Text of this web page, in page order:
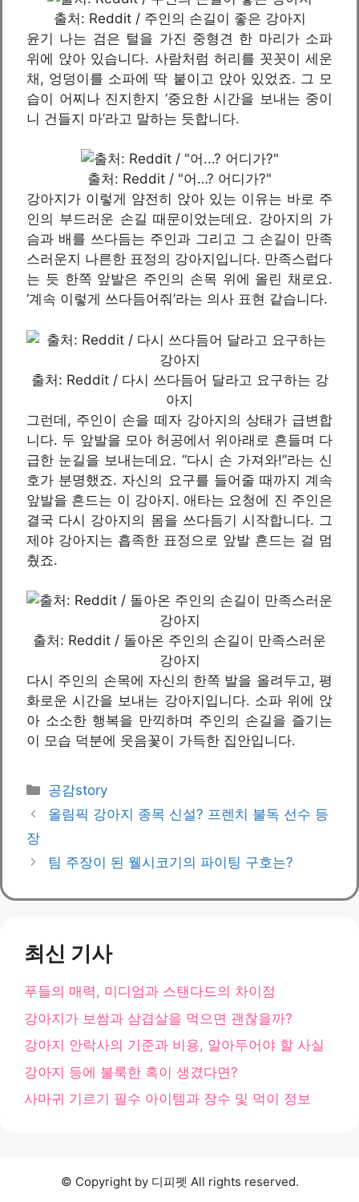
출처: Reddit / 주인의 손길이 좋은 강아지
윤기 나는 검은 털을 가진 중형견 한 마리가 소파
위에 앉아 있습니다. 사람처럼 허리를 꼿꼿이 세운
채, 엉덩이를 소파에 딱 붙이고 앉아 있었죠. 그 모
습이 어찌나 진지한지 ‘중요한 시간을 보내는 중이
니 건들지 마’라고 말하는 듯합니다.
출처: Reddit / "어…? 어디가?"
강아지가 이렇게 얌전히 앉아 있는 이유는 바로 주
인의 부드러운 손길 때문이었는데요. 강아지의 가
슴과 배를 쓰다듬는 주인과 그리고 그 손길이 만족
스러운지 나른한 표정의 강아지입니다. 만족스럽다
는 듯 한쪽 앞발은 주인의 손목 위에 올린 채로요.
‘계속 이렇게 쓰다듬어줘’라는 의사 표현 같습니다.
출처: Reddit / 다시 쓰다듬어 달라고 요구하는 강
아지
그런데, 주인이 손을 떼자 강아지의 상태가 급변합
니다. 두 앞발을 모아 허공에서 위아래로 흔들며 다
급한 눈길을 보내는데요. “다시 손 가져와!”라는 신
호가 분명했죠. 자신의 요구를 들어줄 때까지 계속
앞발을 흔드는 이 강아지. 애타는 요청에 진 주인은
결국 다시 강아지의 몸을 쓰다듬기 시작합니다. 그
제야 강아지는 흡족한 표정으로 앞발 흔드는 걸 멈
췄죠.
출처: Reddit / 돌아온 주인의 손길이 만족스러운
강아지
다시 주인의 손목에 자신의 한쪽 발을 올려두고, 평
화로운 시간을 보내는 강아지입니다. 소파 위에 앉
아 소소한 행복을 만끽하며 주인의 손길을 즐기는
이 모습 덕분에 웃음꽃이 가득한 집안입니다.
카
테
공감story
올림픽 강아지 종목 신설? 프렌치 불독 선수 등
장
팀 주장이 된 웰시코기의 파이팅 구호는?
최신 기사
푸들의 매력, 미디엄과 스탠다드의 차이점
강아지가 보쌈과 삼겹살을 먹으면 괜찮을까?
강아지 안락사의 기준과 비용, 알아두어야 할 사실
강아지 등에 불룩한 혹이 생겼다면?
사마귀 기르기 필수 아이템과 장수 및 먹이 정보
© Copyright by 디피펫 All rights reserved.